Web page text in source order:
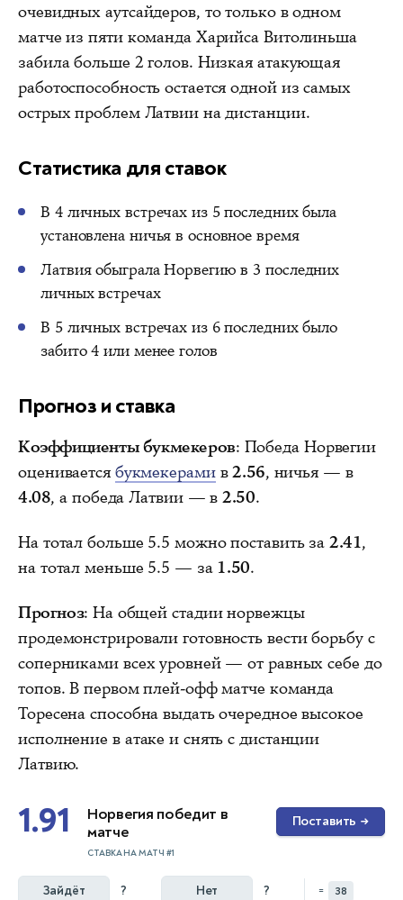
очевидных аутсайдеров, то только в одном
матче из пяти команда Харийса Витолиньша
забила больше 2 голов. Низкая атакующая
работоспособность остается одной из самых
острых проблем Латвии на дистанции.
Статистика для ставок
В 4 личных встречах из 5 последних была
установлена ничья в основное время
Латвия обыграла Норвегию в 3 последних
личных встречах
В 5 личных встречах из 6 последних было
забито 4 или менее голов
Прогноз и ставка
Коэффициенты букмекеров: Победа Норвегии
оценивается букмекерамив2.56, ничья — в
4.08, а победа Латвии — в2.50.
На тотал больше 5.5 можно поставить за2.41,
на тотал меньше 5.5 — за 1.50.
Прогноз: На общей стадии норвежцы
продемонстрировали готовность вести борьбу с
соперниками всех уровней — от равных себе до
топов. В первом плей-офф матче команда
Торесена способна выдать очередное высокое
исполнение в атаке и снять с дистанции
Латвию.
1.91
Норвегия победит в
матче
СТАВКА НА МАТЧ #1
Поставить →
Зайдёт ? Нет ? = 38